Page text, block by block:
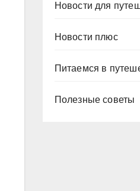
Новости для
Новости плюс
Питаемся в
Полезные советы